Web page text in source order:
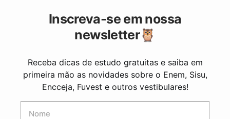
Inscreva-se em nossa
newsletter🦉
Receba dicas de estudo gratuitas e saiba em
primeira mão as novidades sobre o Enem, Sisu,
Encceja, Fuvest e outros vestibulares!